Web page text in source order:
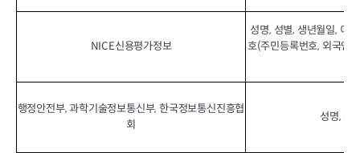
NICE신용평가정보
성명, 성별, 생년월일, 이
호(주민등록번호, 외국인
행정안전부, 과학기술정보통신부, 한국정보통신진흥협
회
성명, 주